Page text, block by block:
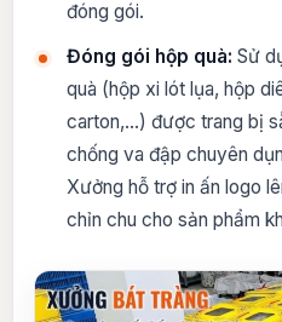
đóng gói.
Đóng gói hộp quà: Sử
quà (hộp xi lót lụa, hộp
carton,…) được trang bị
chống va đập chuyên
Xưởng hỗ trợ in ấn logo
chỉn chu cho sản phẩm